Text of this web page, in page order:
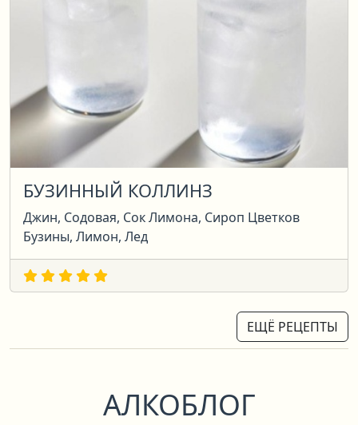
БУЗИННЫЙ КОЛЛИНЗ
Джин, Содовая, Сок Лимона, Сироп Цветков
Бузины, Лимон, Лед
ЕЩЁ РЕЦЕПТЫ
АЛКОБЛОГ